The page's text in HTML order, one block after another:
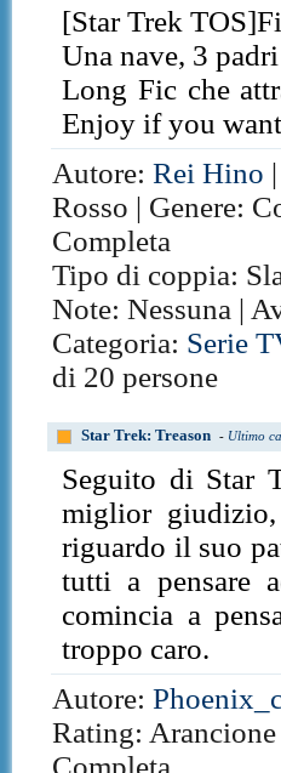
[Star Trek
Una nave, 3
Long Fic che
Enjoy if you
Autore:Rei Hino
Rosso | Genere:
Completa
Tipo di coppia:
Note: Nessuna |
Categoria: Serie
di 20 persone
Star Trek: Treason - Ultimo
Seguito di Star
miglior
riguardo il suo
tutti a pensare
comincia a
troppo caro.
Autore:
Rating:
Completa